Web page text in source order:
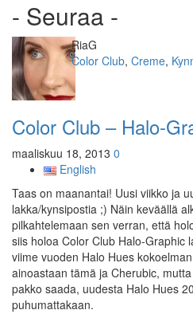
- Seuraa -
Kirjoittaja
RiaG
Kategoriat
Color Club, Creme,
Color Club – Halo-
maaliskuu 18, 2013 0
English
Taas on maanantai! Uusi viikko ja
lakka/kynsipostia ;) Näin keväällä
pilkahtelemaan sen verran, että
siis holoa Color Club Halo-Graphic
viime vuoden Halo Hues
ainoastaan tämä ja Cherubic,
pakko saada, uudesta Halo Hues
puhumattakaan.